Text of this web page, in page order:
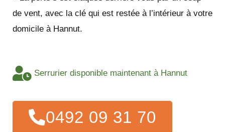
de vent, avec la clé qui est restée à l’intérieur à votre
domicile à Hannut.
Serrurier disponible maintenant à Hannut
0492 09 31 70